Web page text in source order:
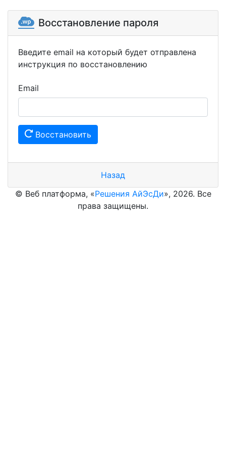
Восстановление пароля
Введите email на который будет отправлена
инструкция по восстановлению
Email
Восстановить
Назад
© Веб платформа, «Решения АйЭсДи», 2026. Все
права защищены.